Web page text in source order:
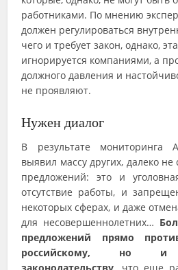
работниками. По мнению
должен регулироваться
чего и требует закон, однако,
игнорируется компаниями, а
должного давления и
не проявляют.
Нужен диалог
В результате мониторинга
выявил массу других, далеко
предложений: это и
отсутствие работы, и
некоторых сферах, и даже
для несовершеннолетних…
предложений прямо
российскому, но и